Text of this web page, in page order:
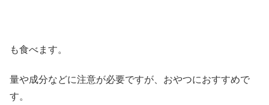
も食べます。
量や成分などに注意が必要ですが、おやつにおすすめで
す。